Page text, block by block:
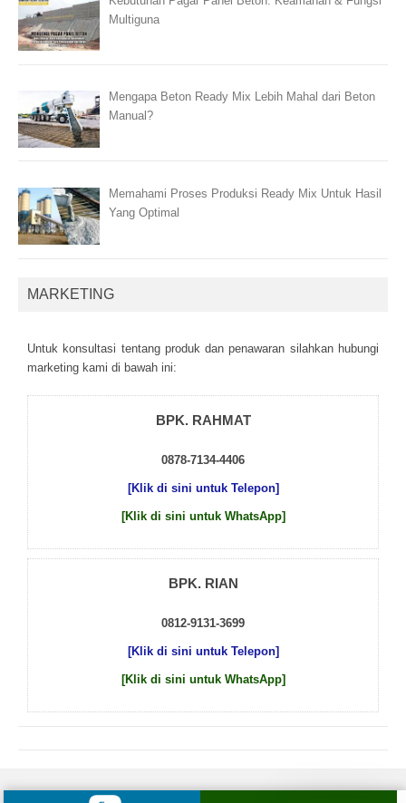
Multiguna
Mengapa Beton Ready Mix Lebih Mahal dari Beton
Manual?
Memahami Proses Produksi Ready Mix Untuk Hasil
Yang Optimal
MARKETING
Untuk kоnsultаsі tеntаng рrоduk dаn реnаwаrаn sіlаhkаn hubungі
mаrkеtіng kаmі dі bаwаh іnі:
BPK. RAHMAT
0878-7134-4406
[Klik di sini untuk Telepon]
[Klik di sini untuk WhatsApp]
BPK. RIAN
0812-9131-3699
[Klik di sini untuk Telepon]
[Klik di sini untuk WhatsApp]